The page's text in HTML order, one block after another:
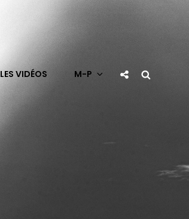
LES VIDÉOS M-P Social
Share